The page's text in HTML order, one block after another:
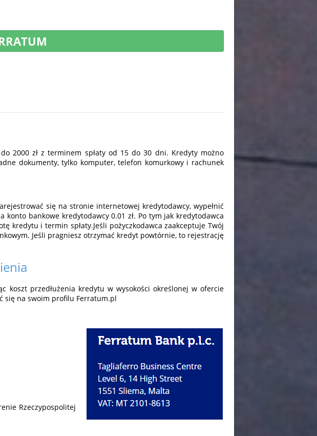
2000 zł z terminem spłaty od 15 do 30 dni. Kredyty możno
dokumenty, tylko komputer, telefon komurkowy i rachunek
się na stronie internetowej kredytodawcy, wypełnić
bankowe kredytodawcy 0.01 zł. Po tym jak kredytodawca
kredytu i termin spłaty.Jeśli pożyczkodawca zaakceptuje Twój
Jeśli pragniesz otrzymać kredyt powtórnie, to rejestrację
koszt przedłużenia kredytu w wysokości określonej w ofercie
się na swoim profilu Ferratum.pl
Rzeczypospolitej